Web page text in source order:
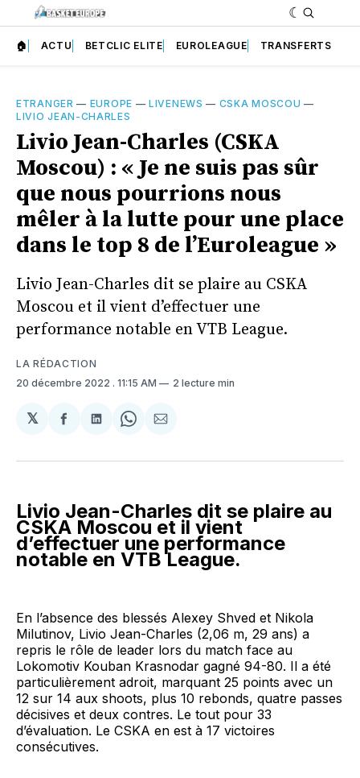
🏠 ACTU BETCLIC ELITE EUROLEAGUE TRANSFERTS
ETRANGER — EUROPE —LIVENEWS — CSKA MOSCOU —
LIVIO JEAN-CHARLES
Livio Jean-Charles (CSKA
Moscou) : « Je ne suis pas sûr
que nous pourrions nous
mêler à la lutte pour une place
dans le top 8 de l’Euroleague »
Livio Jean-Charles dit se plaire au CSKA
Moscou et il vient d’effectuer une
performance notable en VTB League.
LA RÉDACTION
20 décembre 2022 . 11:15 AM 2 lecture min
𝕏
Partager
Facebook
Partager
LinkedIn
Share
WhatsApp
Partager
Courriel
Livio Jean-Charles dit se plaire au
CSKA Moscou et il vient
d’effectuer une performance
notable en VTB League.
En l’absence des blessés Alexey Shved et Nikola
Milutinov, Livio Jean-Charles (2,06 m, 29 ans) a
repris le rôle de leader lors du match face au
Lokomotiv Kouban Krasnodar gagné 94-80. Il a été
particulièrement adroit, marquant 25 points avec un
12 sur 14 aux shoots, plus 10 rebonds, quatre passes
décisives et deux contres. Le tout pour 33
d’évaluation. Le CSKA en est à 17 victoires
consécutives.